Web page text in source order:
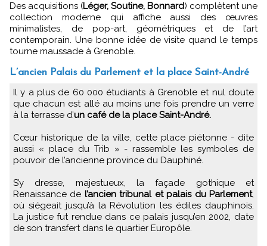
Des acquisitions (Léger, Soutine, Bonnard) complètent une
collection moderne qui affiche aussi des œuvres
minimalistes, de pop-art, géométriques et de l’art
contemporain. Une bonne idée de visite quand le temps
tourne maussade à Grenoble.
L’ancien Palais du Parlement et la place Saint-André
Il y a plus de 60 000 étudiants à Grenoble et nul doute
que chacun est allé au moins une fois prendre un verre
à la terrasse d’un café de la place Saint-André.
Cœur historique de la ville, cette place piétonne - dite
aussi « place du Trib » - rassemble les symboles de
pouvoir de l’ancienne province du Dauphiné.
S’y dresse, majestueux, la façade gothique et
Renaissance de l’ancien tribunal et palais du Parlement,
où siégeait jusqu’à la Révolution les édiles dauphinois.
La justice fut rendue dans ce palais jusqu’en 2002, date
de son transfert dans le quartier Europôle.